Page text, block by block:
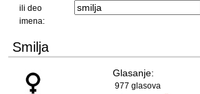
ili deo
imena:
Smilja
Glasanje:
977 glasova